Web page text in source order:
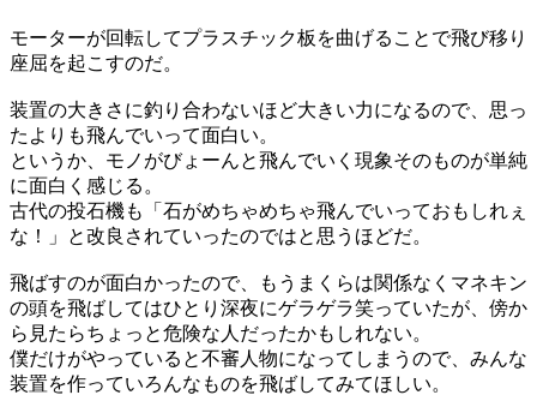
モーターが回転してプラスチック板を曲げることで飛び移り
座屈を起こすのだ。
装置の大きさに釣り合わないほど大きい力になるので、思っ
たよりも飛んでいって面白い。
というか、モノがびょーんと飛んでいく現象そのものが単純
に面白く感じる。
古代の投石機も「石がめちゃめちゃ飛んでいっておもしれぇ
な！」と改良されていったのではと思うほどだ。
飛ばすのが面白かったので、もうまくらは関係なくマネキン
の頭を飛ばしてはひとり深夜にゲラゲラ笑っていたが、傍か
ら見たらちょっと危険な人だったかもしれない。
僕だけがやっていると不審人物になってしまうので、みんな
装置を作っていろんなものを飛ばしてみてほしい。